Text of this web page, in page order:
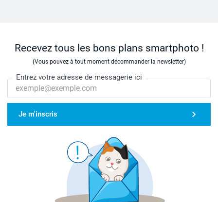
Recevez tous les bons plans smartphoto !
(Vous pouvez à tout moment décommander la newsletter)
Entrez votre adresse de messagerie ici
Je m'inscris